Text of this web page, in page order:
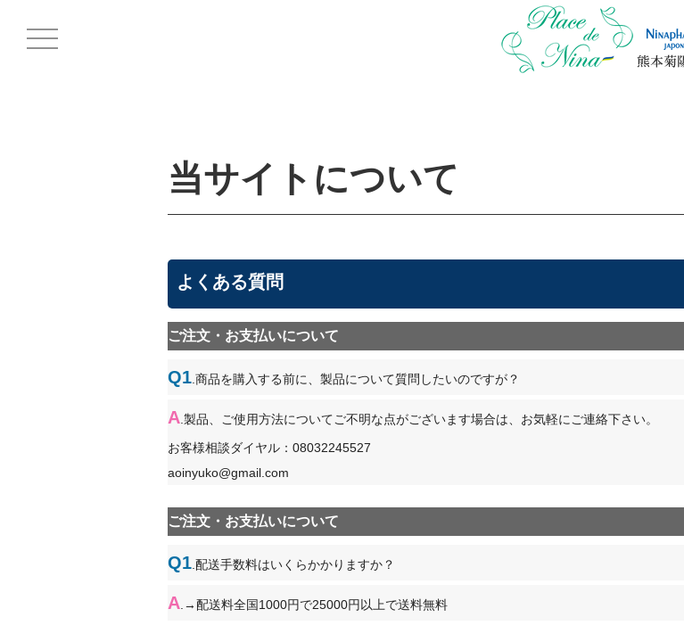
当サイトについて
よくある質問
ご注文・お支払いについて
Q1 .商品を購入する前に、製品について質問したいのですが？
A .製品、ご使用方法についてご不明な点がございます場合は、お気軽にご連絡下さい。
お客様相談ダイヤル：08032245527
aoinyuko@gmail.com
ご注文・お支払いについて
Q1 .配送手数料はいくらかかりますか？
A .→配送料全国1000円で25000円以上で送料無料